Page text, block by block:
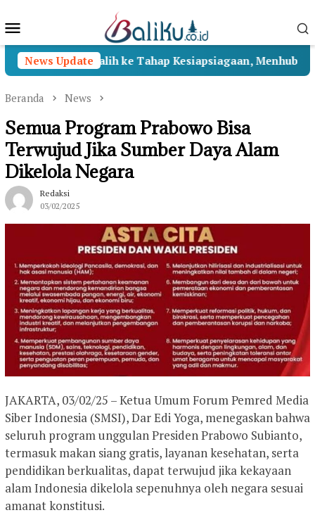
ke
Mobile
News Update
II Beralih ke Tahap Kesiapsiagaan, Menhub Pastikan
Beranda News
Semua Program Prabowo Bisa
Terwujud Jika Sumber Daya Alam
Dikelola Negara
Redaksi
03/02/2025
JAKARTA, 03/02/25 – Ketua Umum Forum Pemred Media
Siber Indonesia (SMSI), Dar Edi Yoga, menegaskan bahwa
seluruh program unggulan Presiden Prabowo Subianto,
termasuk makan siang gratis, layanan kesehatan, serta
pendidikan berkualitas, dapat terwujud jika kekayaan
alam Indonesia dikelola sepenuhnya oleh negara sesuai
amanat konstitusi.